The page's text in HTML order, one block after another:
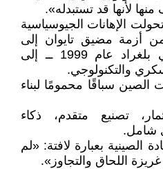
لأنها قد تستبدله».
الإهانات الجيوسياسية
أزمة مضيق تايوان إلى
قصف السفارة الصينية في بلغراد عام 1999 ــ إلى
والتكنولوجي.
الصين سباقًا محمومًا لبناء
تصنيع متقدم، ذكاء
شامل.
الصينية بعبارة لافتة: «لم
اللحاق والتجاوز».